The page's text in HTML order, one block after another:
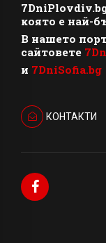
която е най-
В нашето
сайтовете
и 7DniSofia.bg
КОНТАКТИ